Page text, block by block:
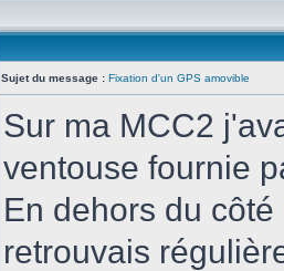
Sujet du message : Fixation d'un GPS amovible
Sur ma MCC2
ventouse fournie
En dehors du
retrouvais